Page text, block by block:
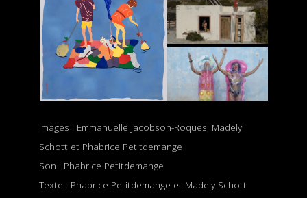
Images : Emmanuelle Jacobson-Roques, Madely
Schott et Phabrice Petitdemange
Son : Phabrice Petitdemange
Texte : Phabrice Petitdemange et Madely Schott